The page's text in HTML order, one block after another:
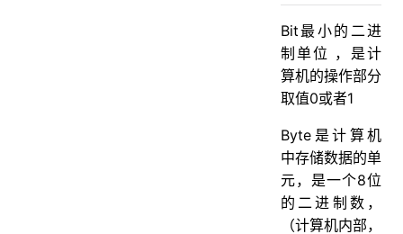
Bit最小的二进
制单位 ，是计
算机的操作部分
取值0或者1
Byte是计算机
中存储数据的单
元，是一个8位
的二进制数，
（计算机内部，